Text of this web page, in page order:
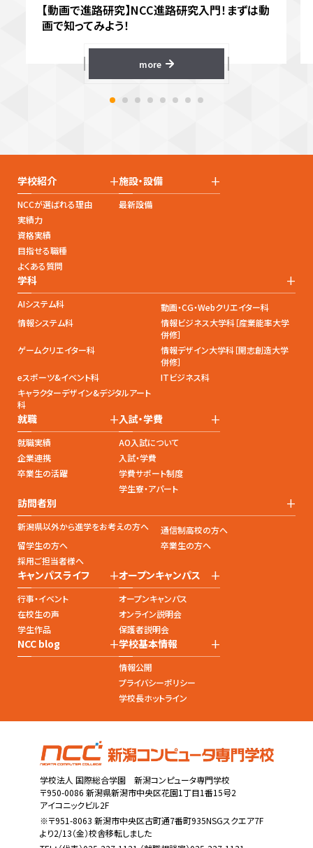
【動画で進路研究】NCC進路研究入門！まずは動
画で知ってみよう！
more
学校紹介 +
NCCが選ばれる理由
実績力
資格実績
目指せる職種
よくある質問
施設・設備 +
最新設備
学科 +
AIシステム科
動画・CG・Webクリエイター科
情報システム科
情報ビジネス大学科［産業能率大学
併修］
ゲームクリエイター科
情報デザイン大学科［開志創造大学
併修］
eスポーツ&イベント科
ITビジネス科
キャラクターデザイン&デジタルアート
科
就職 +
就職実績
企業連携
卒業生の活躍
入試・学費 +
AO入試について
入試・学費
学費サポート制度
学生寮・アパート
訪問者別 +
新潟県以外から進学をお考えの方へ
通信制高校の方へ
留学生の方へ
卒業生の方へ
採用ご担当者様へ
キャンパスライフ +
行事・イベント
在校生の声
学生作品
オープンキャンパス +
オープンキャンパス
オンライン説明会
保護者説明会
NCC blog +学校基本情報 +
情報公開
プライバシーポリシー
学校長ホットライン
学校法人 国際総合学園 新潟コンピュータ専門学校
〒950-0086 新潟県新潟市中央区花園1丁目1番15号2
アイコニックビル2F
※〒951-8063 新潟市中央区古町通7番町935NSGスクエア7F
より2/13（金）校舎移転しました